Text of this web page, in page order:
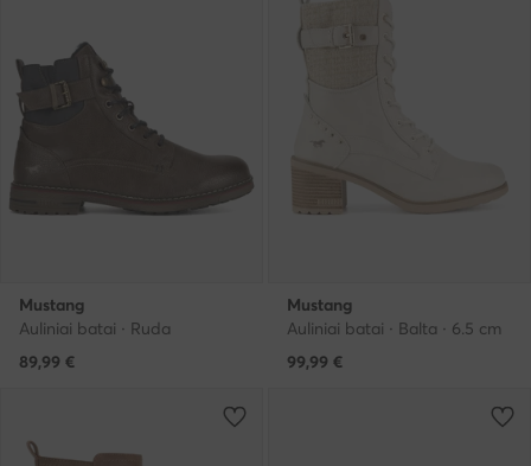
Mustang
Auliniai batai · Ruda
89,99 €
Mustang
Auliniai batai · Balta · 6.5 cm
99,99 €